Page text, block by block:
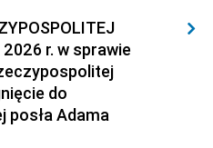
r. w sprawie
do
posła Adama